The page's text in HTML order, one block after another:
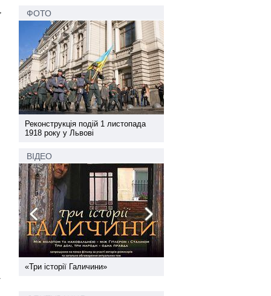
ФОТО
Реконструкція подій 1 листопада
1918 року у Львові
ВІДЕО
«Три історії Галичини»